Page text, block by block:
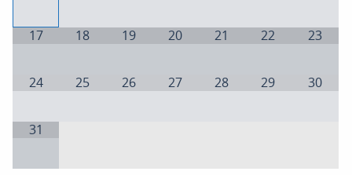
17 18 19 20 21 22 23
24 25 26 27 28 29 30
31